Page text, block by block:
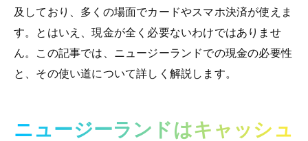
及しており、多くの場面でカードやスマホ決済が使えま
す。とはいえ、現金が全く必要ないわけではありませ
ん。この記事では、ニュージーランドでの現金の必要性
と、その使い道について詳しく解説します。
ニュージーランドはキャッシュ